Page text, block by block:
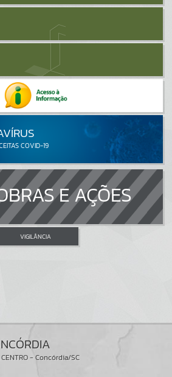
E AÇÕES
VIGILÂNCIA
CENTRO - Concórdia/SC